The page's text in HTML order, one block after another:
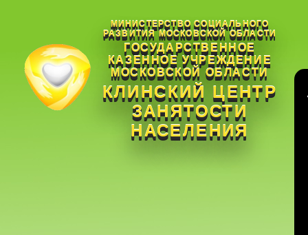
МИНИСТЕРСТВО СОЦИАЛЬНОГО
РАЗВИТИЯ МОСКОВСКОЙ ОБЛАСТИ
ГОСУДАРСТВЕННОЕ
КАЗЕННОЕ УЧРЕЖДЕНИЕ
МОСКОВСКОЙ ОБЛАСТИ
КЛИНСКИЙ ЦЕНТР
ЗАНЯТОСТИ
НАСЕЛЕНИЯ